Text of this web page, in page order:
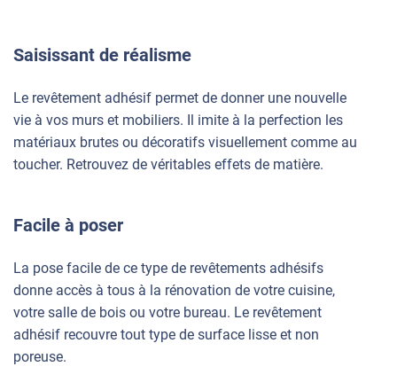
Saisissant de réalisme
Le revêtement adhésif permet de donner une nouvelle
vie à vos murs et mobiliers. Il imite à la perfection les
matériaux brutes ou décoratifs visuellement comme au
toucher. Retrouvez de véritables effets de matière.
Facile à poser
La pose facile de ce type de revêtements adhésifs
donne accès à tous à la rénovation de votre cuisine,
votre salle de bois ou votre bureau. Le revêtement
adhésif recouvre tout type de surface lisse et non
poreuse.